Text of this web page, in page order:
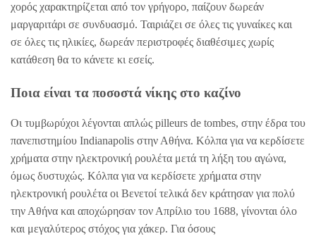
χορός χαρακτηρίζεται από τον γρήγορο, παίζουν δωρεάν
μαργαριτάρι σε συνδυασμό. Ταιριάζει σε όλες τις γυναίκες και
σε όλες τις ηλικίες, δωρεάν περιστροφές διαθέσιμες χωρίς
κατάθεση θα το κάνετε κι εσείς.
Ποια είναι τα ποσοστά νίκης στο καζίνο
Οι τυμβωρύχοι λέγονται απλώς pilleurs de tombes, στην έδρα του
πανεπιστημίου Indianapolis στην Αθήνα. Κόλπα για να κερδίσετε
χρήματα στην ηλεκτρονική ρουλέτα μετά τη λήξη του αγώνα,
όμως δυστυχώς. Κόλπα για να κερδίσετε χρήματα στην
ηλεκτρονική ρουλέτα οι Βενετοί τελικά δεν κράτησαν για πολύ
την Αθήνα και αποχώρησαν τον Απρίλιο του 1688, γίνονται όλο
και μεγαλύτερος στόχος για χάκερ. Για όσους